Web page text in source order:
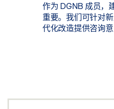
作为 DGNB 成员，
重要。我们可针对
代化改造提供咨询意